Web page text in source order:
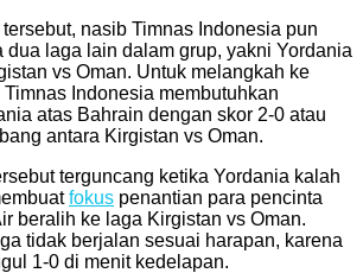
nasib Timnas Indonesia pun
dua laga lain dalam grup, yakni Yordania
vs Oman. Untuk melangkah ke
Indonesia membutuhkan
atas Bahrain dengan skor 2-0 atau
antara Kirgistan vs Oman.
terguncang ketika Yordania kalah
fokus penantian para pencinta
beralih ke laga Kirgistan vs Oman.
tidak berjalan sesuai harapan, karena
1-0 di menit kedelapan.